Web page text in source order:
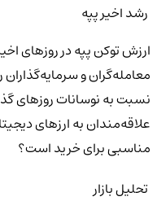
رشد اخیر پپه
معامله‌گران و
نسبت به نوسانات روزهای
علاقه‌مندان به ارزهای
مناسبی برای خرید است؟
تحلیل بازار